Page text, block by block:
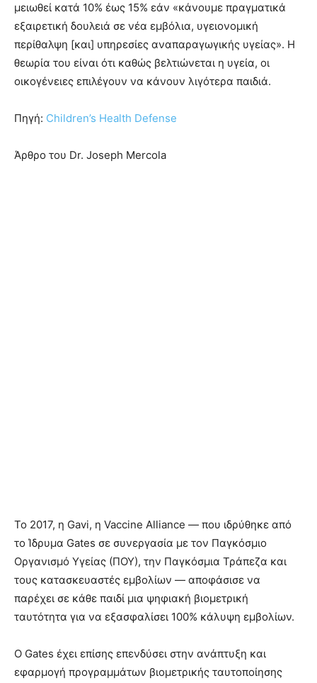
μειωθεί κατά 10% έως 15% εάν «κάνουμε πραγματικά
εξαιρετική δουλειά σε νέα εμβόλια, υγειονομική
περίθαλψη [και] υπηρεσίες αναπαραγωγικής υγείας». Η
θεωρία του είναι ότι καθώς βελτιώνεται η υγεία, οι
οικογένειες επιλέγουν να κάνουν λιγότερα παιδιά.
Πηγή: Children’s Health Defense
Άρθρο του Dr. Joseph Mercola
Το 2017, η Gavi, η Vaccine Alliance — που ιδρύθηκε από
το Ίδρυμα Gates σε συνεργασία με τον Παγκόσμιο
Οργανισμό Υγείας (ΠΟΥ), την Παγκόσμια Τράπεζα και
τους κατασκευαστές εμβολίων — αποφάσισε να
παρέχει σε κάθε παιδί μια ψηφιακή βιομετρική
ταυτότητα για να εξασφαλίσει 100% κάλυψη εμβολίων.
Ο Gates έχει επίσης επενδύσει στην ανάπτυξη και
εφαρμογή προγραμμάτων βιομετρικής ταυτοποίησης